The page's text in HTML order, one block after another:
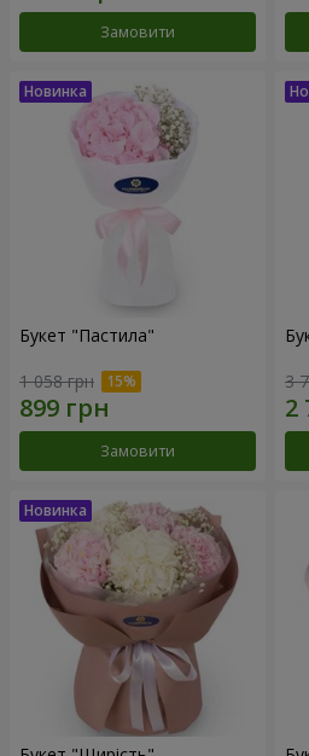
Замовити
Букет "Пастила"
1 058 грн
Замовити
3